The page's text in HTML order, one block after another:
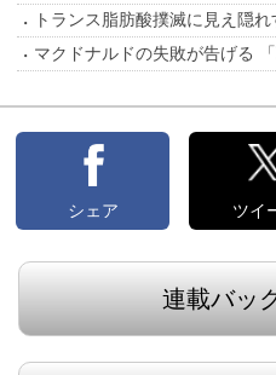
トランス脂肪酸撲滅に見え隠
マクドナルドの失敗が告げる
シェア ツイ
連載バッ